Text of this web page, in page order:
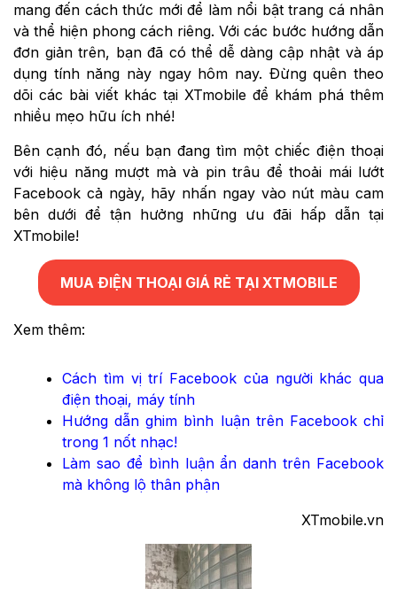
mang đến cách thức mới để làm nổi bật trang cá nhân
và thể hiện phong cách riêng. Với các bước hướng dẫn
đơn giản trên, bạn đã có thể dễ dàng cập nhật và áp
dụng tính năng này ngay hôm nay. Đừng quên theo
dõi các bài viết khác tại XTmobile để khám phá thêm
nhiều mẹo hữu ích nhé!
Bên cạnh đó, nếu bạn đang tìm một chiếc điện thoại
với hiệu năng mượt mà và pin trâu để thoải mái lướt
Facebook cả ngày, hãy nhấn ngay vào nút màu cam
bên dưới để tận hưởng những ưu đãi hấp dẫn tại
XTmobile!
MUA ĐIỆN THOẠI GIÁ RẺ TẠI XTMOBILE
Xem thêm:
Cách tìm vị trí Facebook của người khác qua
điện thoại, máy tính
Hướng dẫn ghim bình luận trên Facebook chỉ
trong 1 nốt nhạc!
Làm sao để bình luận ẩn danh trên Facebook
mà không lộ thân phận
XTmobile.vn